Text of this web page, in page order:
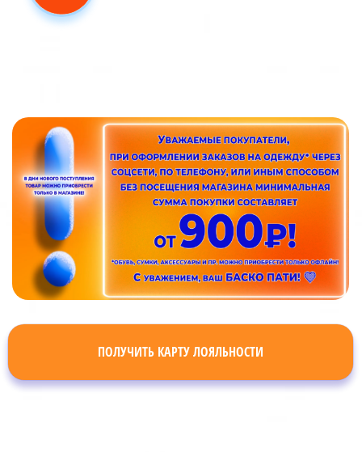
ПОЛУЧИТЬ КАРТУ ЛОЯЛЬНОСТИ